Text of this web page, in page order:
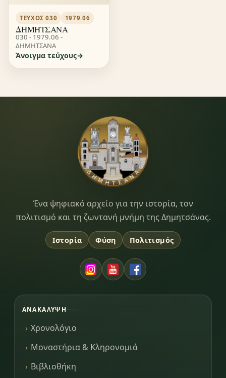
ΤΕΎΧΟΣ 030 1979.06
ΔΗΜΗΤΣΑΝΑ
030 - 1979.06 -
ΔΗΜΗΤΣΑΝΑ
Άνοιγμα τεύχους
Dimitsana.gr
Ένα ψηφιακό αρχείο για την ιστορία, τον
πολιτισμό και τη ζωντανή μνήμη της Δημητσάνας.
Ιστορία Φύση Πολιτισμός
ΑΝΑΚΆΛΥΨΗ
Χρονολόγιο
Μοναστήρια & Κληρονομιά
Βιβλιοθήκη